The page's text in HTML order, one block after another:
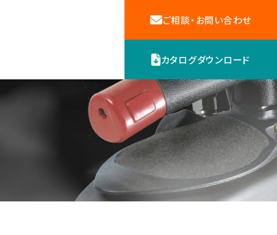
カタログダウンロード
ご相談・お問い合わせ